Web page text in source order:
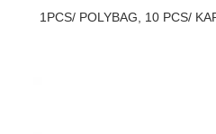
1PCS/ POLYBAG, 10 PCS/